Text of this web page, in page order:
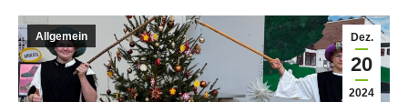
Dez.
20
2024
Allgemein